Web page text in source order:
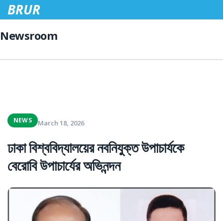
BRUR
Newsroom
NEWS March 18, 2026
ঢাকা বিশ্ববিদ্যালয়ের নবনিযুক্ত উপাচার্যকে
বেরোবি উপাচার্যের অভিনন্দন